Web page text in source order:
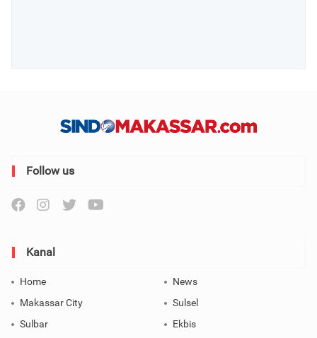
Follow us
Kanal
Home
News
Makassar City
Sulsel
Sulbar
Ekbis